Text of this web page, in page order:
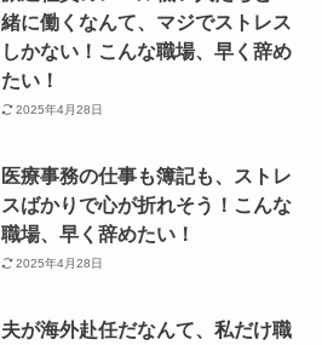
緒に働くなんて、マジでストレス
しかない！こんな職場、早く辞め
たい！
2025年4月28日
医療事務の仕事も簿記も、ストレ
スばかりで心が折れそう！こんな
職場、早く辞めたい！
2025年4月28日
夫が海外赴任だなんて、私だけ職